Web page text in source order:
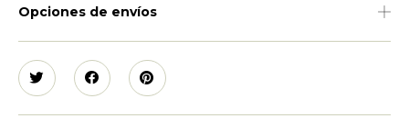
Opciones de envíos